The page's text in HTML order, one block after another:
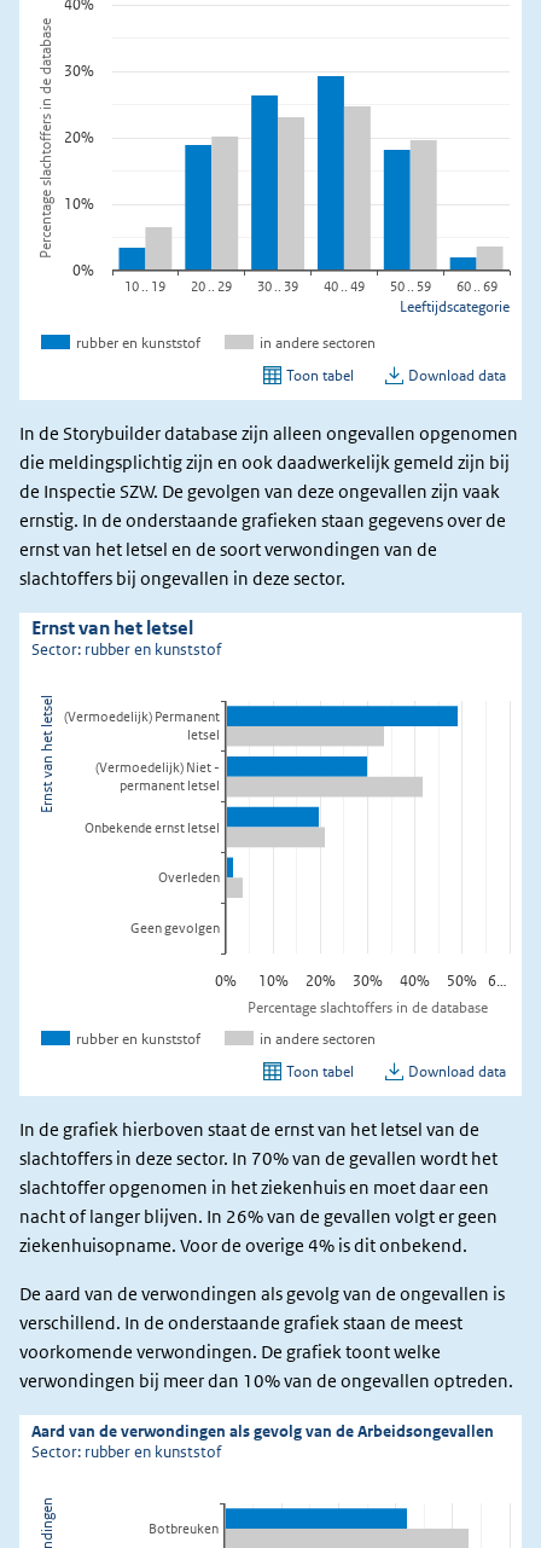
In de Storybuilder database zijn alleen ongevallen opgenomen
die meldingsplichtig zijn en ook daadwerkelijk gemeld zijn bij
de Inspectie SZW. De gevolgen van deze ongevallen zijn vaak
ernstig. In de onderstaande grafieken staan gegevens over de
ernst van het letsel en de soort verwondingen van de
slachtoffers bij ongevallen in deze sector.
In de grafiek hierboven staat de ernst van het letsel van de
slachtoffers in deze sector. In 70% van de gevallen wordt het
slachtoffer opgenomen in het ziekenhuis en moet daar een
nacht of langer blijven. In 26% van de gevallen volgt er geen
ziekenhuisopname. Voor de overige 4% is dit onbekend.
De aard van de verwondingen als gevolg van de ongevallen is
verschillend. In de onderstaande grafiek staan de meest
voorkomende verwondingen. De grafiek toont welke
verwondingen bij meer dan 10% van de ongevallen optreden.